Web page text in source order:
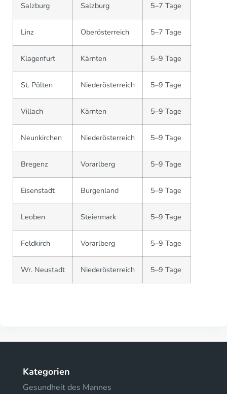
Salzburg Salzburg 5–7 Tage
Linz Oberösterreich 5–7 Tage
Klagenfurt Kärnten 5–9 Tage
St. Pölten Niederösterreich 5–9 Tage
Villach Kärnten 5–9 Tage
Neunkirchen Niederösterreich 5–9 Tage
Bregenz Vorarlberg 5–9 Tage
Eisenstadt Burgenland 5–9 Tage
Leoben Steiermark 5–9 Tage
Feldkirch Vorarlberg 5–9 Tage
Wr. Neustadt Niederösterreich 5–9 Tage
Kategorien
Gesundheit des Mannes